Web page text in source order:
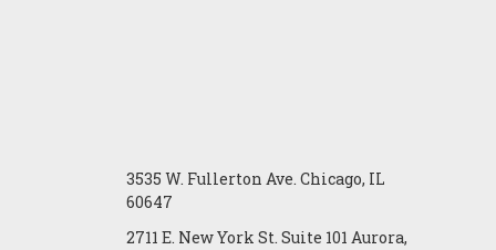
3535 W. Fullerton Ave. Chicago, IL
60647
2711 E. New York St. Suite 101 Aurora,